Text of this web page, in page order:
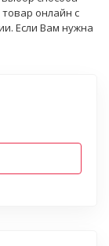
онлайн с
Если Вам нужна